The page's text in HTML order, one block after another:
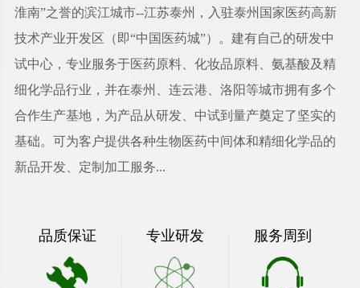
淮南”之誉的滨江城市--江苏泰州，入驻泰州国家医药高新
技术产业开发区（即“中国医药城”）。建有自己的研发中
试中心，专业服务于医药原料、化妆品原料、氨基酸及精
细化学品行业，并在泰州、连云港、洛阳等城市拥有多个
合作生产基地，为产品从研发、中试到量产奠定了坚实的
基础。可为客户提供各种生物医药中间体和精细化学品的
新品开发、定制加工服务...
品质保证 专业研发 服务周到